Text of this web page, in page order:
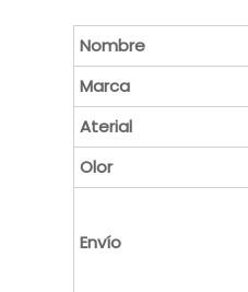
Nombre
Marca
Aterial
Olor
Envío